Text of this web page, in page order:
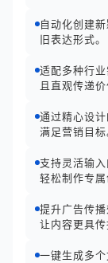
自动化创建
旧表达形式。
适配多种行
且直观传递价
通过精心设
满足营销目标
支持灵活输
轻松制作专属
提升广告传
让内容更具传
一键生成多